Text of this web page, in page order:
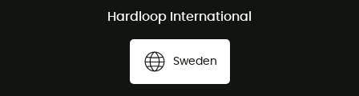
Hardloop International
Sweden